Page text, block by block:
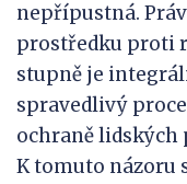
nepřípustná.
prostředku proti
stupně je
spravedlivý
ochraně lidských
K tomuto názoru